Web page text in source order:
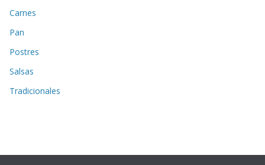
Carnes
Pan
Postres
Salsas
Tradicionales